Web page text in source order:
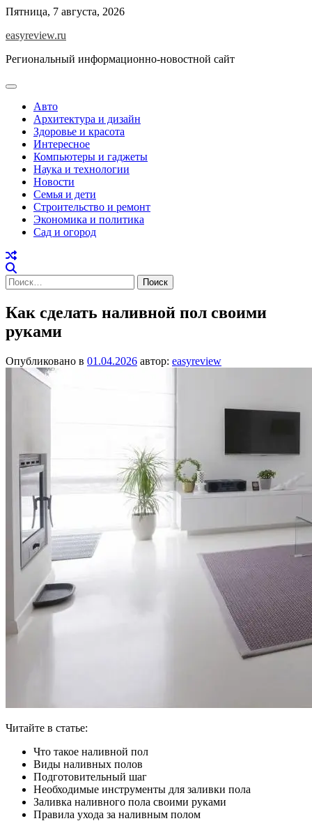
Перейти
содержимому
Пятница, 7 августа, 2026
easyreview.ru
Региональный информационно-новостной сайт
Авто
Архитектура и дизайн
Здоровье и красота
Интересное
Компьютеры и гаджеты
Наука и технологии
Новости
Семья и дети
Строительство и ремонт
Экономика и политика
Сад и огород
Найти:
Как сделать наливной пол своими
руками
Опубликовано в 01.04.2026 автор: easyreview
Читайте в статье:
Что такое наливной пол
Виды наливных полов
Подготовительный шаг
Необходимые инструменты для заливки пола
Заливка наливного пола своими руками
Правила ухода за наливным полом